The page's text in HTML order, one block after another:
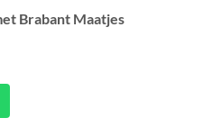
Brabant Maatjes